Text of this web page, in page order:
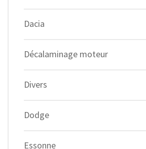
Dacia
Décalaminage moteur
Divers
Dodge
Essonne